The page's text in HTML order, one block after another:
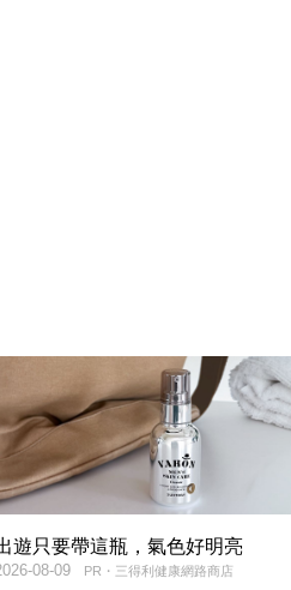
遊只要帶這瓶，氣色好明亮
PR・三得利健康網路商店
08-09